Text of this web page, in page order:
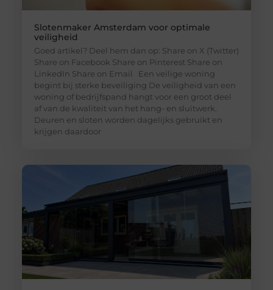
Slotenmaker Amsterdam voor optimale
veiligheid
Goed artikel? Deel hem dan op: Share on X (Twitter)
Share on Facebook Share on Pinterest Share on
LinkedIn Share on Email Een veilige woning
begint bij sterke beveiliging De veiligheid van een
woning of bedrijfspand hangt voor een groot deel
af van de kwaliteit van het hang- en sluitwerk.
Deuren en sloten worden dagelijks gebruikt en
krijgen daardoor